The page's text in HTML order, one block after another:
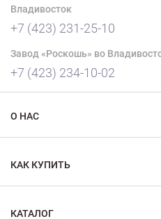
Владивосток
+7 (423) 231-25-10
Завод «Роскошь» во
+7 (423) 234-10-02
О НАС
КАК КУПИТЬ
КАТАЛОГ